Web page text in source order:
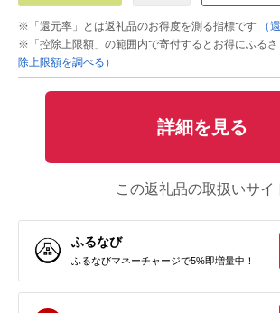
※「還元率」とは返礼品のお得度を測る指標です
（
※「控除上限額」の範囲内で寄付するとお得にふる
除上限額を調べる）
詳細を見る
この返礼品の取扱いサイ
ふるなび
ふるなびマネーチャージで5%即増量中！